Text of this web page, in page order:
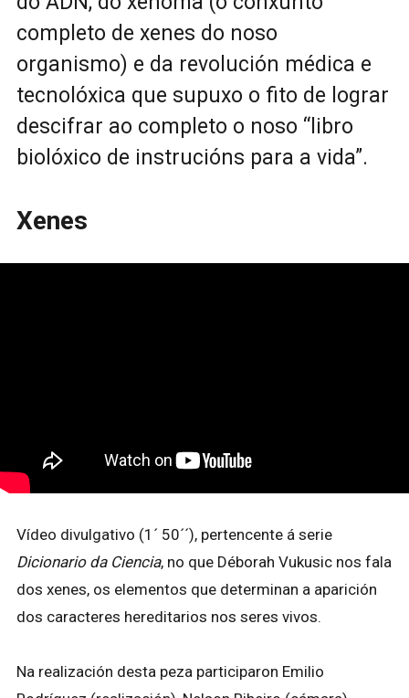
completo de xenes do noso
organismo) e da revolución médica e
tecnolóxica que supuxo o fito de lograr
descifrar ao completo o noso “libro
biolóxico de instrucións para a vida”.
Xenes
Vídeo divulgativo (1´ 50´´), pertencente á serie
Dicionario da Ciencia, no que Déborah Vukusic nos fala
dos xenes, os elementos que determinan a aparición
dos caracteres hereditarios nos seres vivos.
Na realización desta peza participaron Emilio